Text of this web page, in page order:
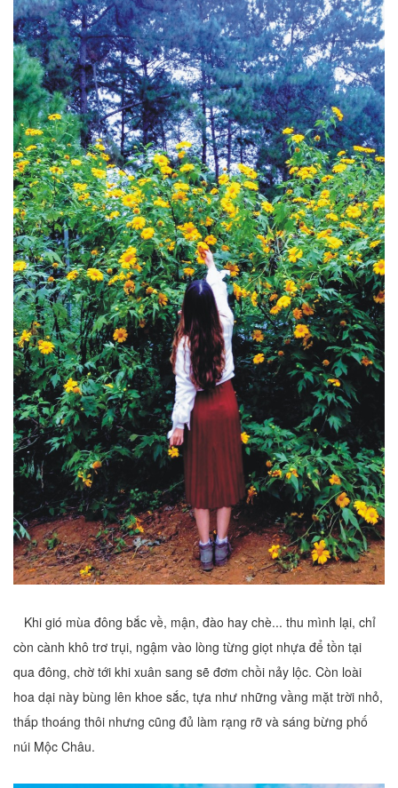
Khi gió mùa đông bắc về, mận, đào hay chè... thu mình lại, chỉ
còn cành khô trơ trụi, ngậm vào lòng từng giọt nhựa để tồn tại
qua đông, chờ tới khi xuân sang sẽ đơm chồi nảy lộc. Còn loài
hoa dại này bùng lên khoe sắc, tựa như những vầng mặt trời nhỏ,
thấp thoáng thôi nhưng cũng đủ làm rạng rỡ và sáng bừng phố
núi Mộc Châu.